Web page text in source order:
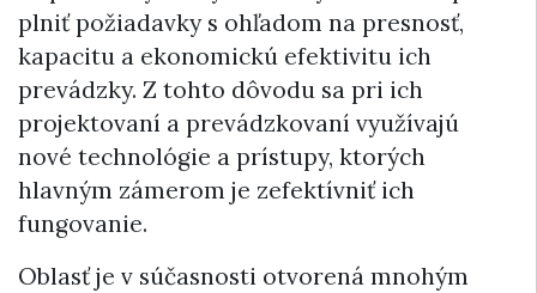
plniť požiadavky s ohľadom na presnosť,
kapacitu a ekonomickú efektivitu ich
prevádzky. Z tohto dôvodu sa pri ich
projektovaní a prevádzkovaní využívajú
nové technológie a prístupy, ktorých
hlavným zámerom je zefektívniť ich
fungovanie.
Oblasť je v súčasnosti otvorená mnohým